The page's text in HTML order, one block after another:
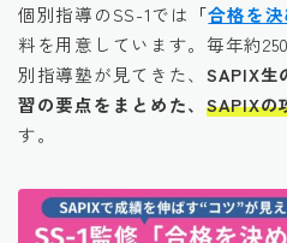
個別指導のSS-1では 「合格を
料を用意しています。毎年約
別指導塾が見てきた、 SAPIX生
習の要点をまとめた、 SAPIXの
す。